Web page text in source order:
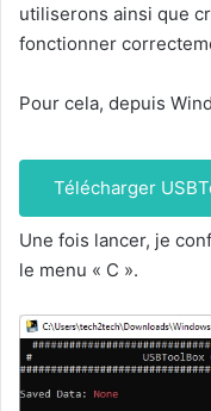
utiliserons ainsi que
fonctionner
Pour cela, depuis
Télécharger
Une fois lancer, je
le menu « C ».